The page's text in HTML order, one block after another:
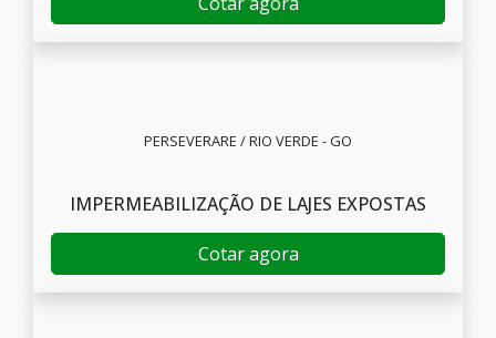
PERSEVERARE / RIO VERDE - GO
IMPERMEABILIZAÇÃO DE LAJES EXPOSTAS
Cotar agora